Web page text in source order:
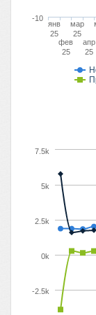
янв
25
фев
25
мар
25
апр
25
-10
0k
-2.5k
2.5k
5k
7.5k